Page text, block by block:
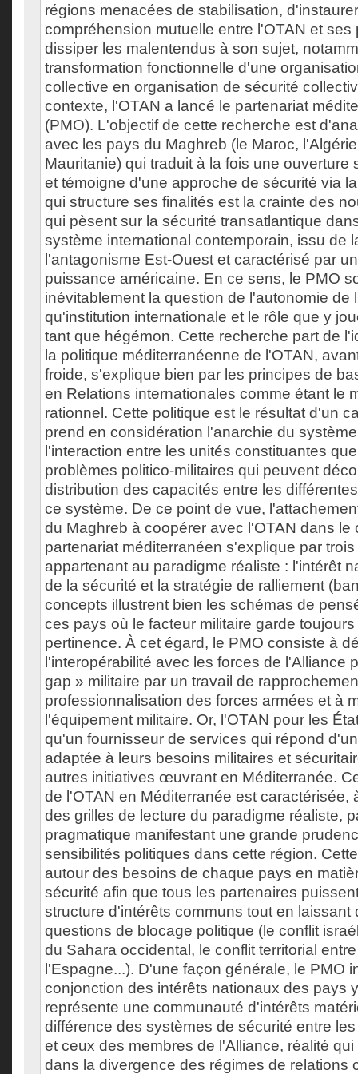
régions menacées de stabilisation,
compréhension mutuelle entre l'OTAN et ses
dissiper les malentendus à son sujet,
transformation fonctionnelle d'une
collective en organisation de sécurité
contexte, l'OTAN a lancé le partenariat
(PMO). L'objectif de cette recherche est
avec les pays du Maghreb (le Maroc,
Mauritanie) qui traduit à la fois une ouverture
et témoigne d'une approche de sécurité via
qui structure ses finalités est la crainte des
qui pèsent sur la sécurité transatlantique
système international contemporain, issu de
l'antagonisme Est-Ouest et caractérisé par
puissance américaine. En ce sens, le PMO
inévitablement la question de l'autonomie de
qu'institution internationale et le rôle que y
tant que hégémon. Cette recherche part de
la politique méditerranéenne de l'OTAN,
froide, s'explique bien par les principes de
en Relations internationales comme étant le
rationnel. Cette politique est le résultat d'un
prend en considération l'anarchie du
l'interaction entre les unités constituantes
problèmes politico-militaires qui peuvent
distribution des capacités entre les
ce système. De ce point de vue,
du Maghreb à coopérer avec l'OTAN dans le
partenariat méditerranéen s'explique par
appartenant au paradigme réaliste : l'intérêt
de la sécurité et la stratégie de ralliement
concepts illustrent bien les schémas de
ces pays où le facteur militaire garde
pertinence. À cet égard, le PMO consiste à
l'interopérabilité avec les forces de l'Alliance
gap » militaire par un travail de
professionnalisation des forces armées et à
l'équipement militaire. Or, l'OTAN pour les
qu'un fournisseur de services qui répond
adaptée à leurs besoins militaires et
autres initiatives œuvrant en Méditerranée.
de l'OTAN en Méditerranée est caractérisée,
des grilles de lecture du paradigme réaliste,
pragmatique manifestant une grande
sensibilités politiques dans cette région.
autour des besoins de chaque pays en
sécurité afin que tous les partenaires
structure d'intérêts communs tout en laissant
questions de blocage politique (le conflit
du Sahara occidental, le conflit territorial
l'Espagne...). D'une façon générale, le PMO
conjonction des intérêts nationaux des pays
représente une communauté d'intérêts
différence des systèmes de sécurité entre
et ceux des membres de l'Alliance, réalité
dans la divergence des régimes de relations